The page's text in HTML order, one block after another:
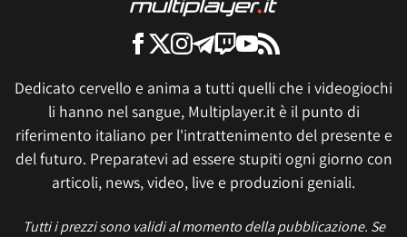
Dedicato cervello e anima a tutti quelli che i videogiochi
li hanno nel sangue, Multiplayer.it è il punto di
riferimento italiano per l'intrattenimento del presente e
del futuro. Preparatevi ad essere stupiti ogni giorno con
articoli, news, video, live e produzioni geniali.
Tutti i prezzi sono validi al momento della pubblicazione. Se